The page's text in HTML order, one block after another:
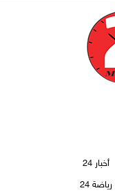
أخبار 24
رياضة 24